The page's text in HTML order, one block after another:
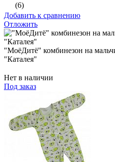
(6)
Добавить к сравнению
Отложить
"МоёДитё" комбинезон на
"Каталея"
Нет в наличии
Под заказ